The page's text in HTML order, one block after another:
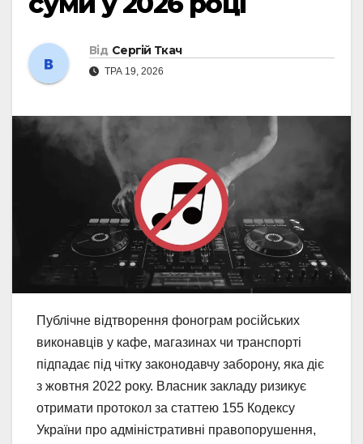
Від Сергій Ткач
ТРА 19, 2026
Публічне відтворення фонограм російських
виконавців у кафе, магазинах чи транспорті
підпадає під чітку законодавчу заборону, яка діє
з жовтня 2022 року. Власник закладу ризикує
отримати протокол за статтею 155 Кодексу
України про адміністративні правопорушення,